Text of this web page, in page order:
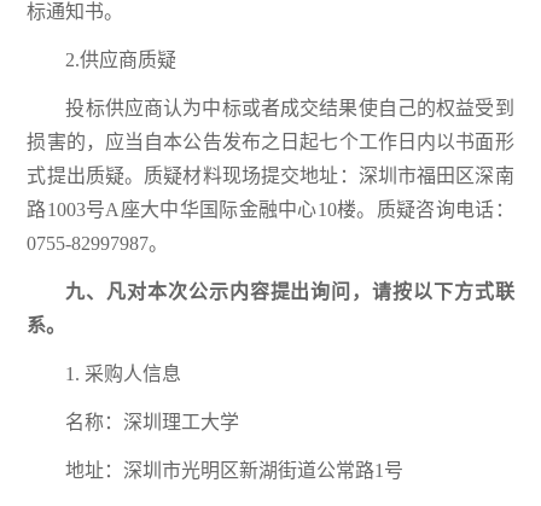
标通知书。
2.供应商质疑
投标供应商认为中标或者成交结果使自己的权益受到
损害的，应当自本公告发布之日起七个工作日内以书面形
式提出质疑。质疑材料现场提交地址：深圳市福田区深南
路1003号A座大中华国际金融中心10楼。质疑咨询电话：
0755-82997987。
九、凡对本次公示内容提出询问，请按以下方式联
系。
1. 采购人信息
名称：深圳理工大学
地址：深圳市光明区新湖街道公常路1号